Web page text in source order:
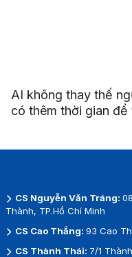
AI không thay thế
có thêm thời gian
CS Nguyễn Văn Tráng:
Thành, TP.Hồ Chí Minh
CS Cao Thắng: 93 Cao
CS Thành Thái: 7/1